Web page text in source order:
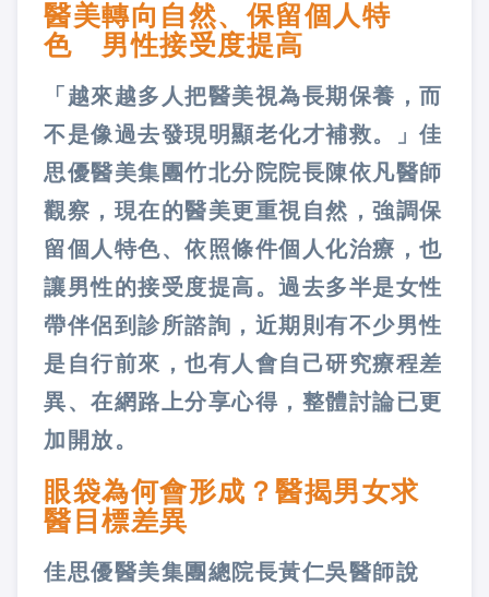
醫美轉向自然、保留個人特
色 男性接受度提高
「越來越多人把醫美視為長期保養，而
不是像過去發現明顯老化才補救。」佳
思優醫美集團竹北分院院長陳依凡醫師
觀察，現在的醫美更重視自然，強調保
留個人特色、依照條件個人化治療，也
讓男性的接受度提高。過去多半是女性
帶伴侶到診所諮詢，近期則有不少男性
是自行前來，也有人會自己研究療程差
異、在網路上分享心得，整體討論已更
加開放。
眼袋為何會形成？醫揭男女求
醫目標差異
佳思優醫美集團總院長黃仁吳醫師說